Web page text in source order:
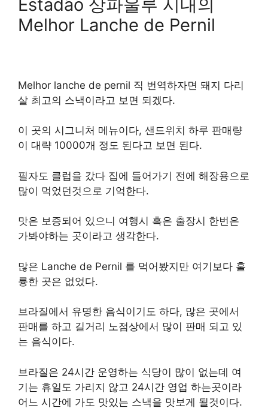
Estadão 상파울루 시내의
Melhor Lanche de Pernil
Melhor lanche de pernil 직 번역하자면 돼지 다리
살 최고의 스낵이라고 보면 되겠다.
이 곳의 시그니처 메뉴이다, 샌드위치 하루 판매량
이 대략 10000개 정도 된다고 보면 된다.
필자도 클럽을 갔다 집에 들어가기 전에 해장용으로
많이 먹었던것으로 기억한다.
맛은 보증되어 있으니 여행시 혹은 출장시 한번은
가봐야하는 곳이라고 생각한다.
많은 Lanche de Pernil 를 먹어봤지만 여기보다 훌
륭한 곳은 없었다.
브라질에서 유명한 음식이기도 하다, 많은 곳에서
판매를 하고 길거리 노점상에서 많이 판매 되고 있
는 음식이다.
브라질은 24시간 운영하는 식당이 많이 없는데 여
기는 휴일도 가리지 않고 24시간 영업 하는곳이라
어느 시간에 가도 맛있는 스낵을 맛보게 될것이다.